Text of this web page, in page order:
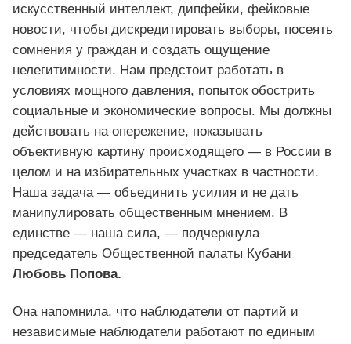
искусственный интеллект, дипфейки, фейковые
новости, чтобы дискредитировать выборы, посеять
сомнения у граждан и создать ощущение
нелегитимности. Нам предстоит работать в
условиях мощного давления, попыток обострить
социальные и экономические вопросы. Мы должны
действовать на опережение, показывать
объективную картину происходящего — в России в
целом и на избирательных участках в частности.
Наша задача — объединить усилия и не дать
манипулировать общественным мнением. В
единстве — наша сила, — подчеркнула
председатель Общественной палаты Кубани
Любовь Попова.
Она напомнила, что наблюдатели от партий и
независимые наблюдатели работают по единым